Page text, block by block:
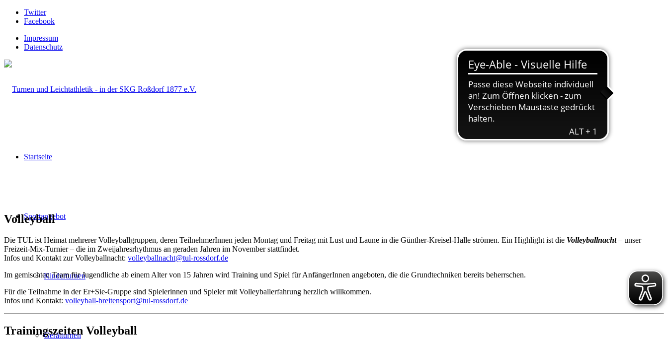
Twitter
Facebook
Impressum
Datenschutz
Startseite
Sportangebot
Kinderturnen
Gerätturnen
Volleyball
Die TUL ist Heimat mehrerer Volleyballgruppen, deren TeilnehmerInnen jeden Montag und Freitag mit Lust und Laune in die Günther-Kreisel-Halle strömen. Ein Highlight ist die Volleyballnacht– unser
Freizeit-Mix-Turnier – die im Zweijahresrhythmus an geraden Jahren im November stattfindet.
Infos und Kontakt zur Volleyballnacht: volleyballnacht@tul-rossdorf.de
Im gemischten Team für Jugendliche ab einem Alter von 15 Jahren wird Training und Spiel für AnfängerInnen angeboten, die die Grundtechniken bereits beherrschen.
Für die Teilnahme in der Er+Sie-Gruppe sind Spielerinnen und Spieler mit Volleyballerfahrung herzlich willkommen.
Infos und Kontakt: volleyball-breitensport@tul-rossdorf.de
Trainingszeiten Volleyball